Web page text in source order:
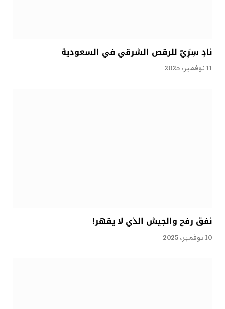
نادٍ سِرِّيّ للرقص الشرقي في السعودية
11 نوفمبر، 2025
نفق رفح والجيش الذي لا يقهر!
10 نوفمبر، 2025